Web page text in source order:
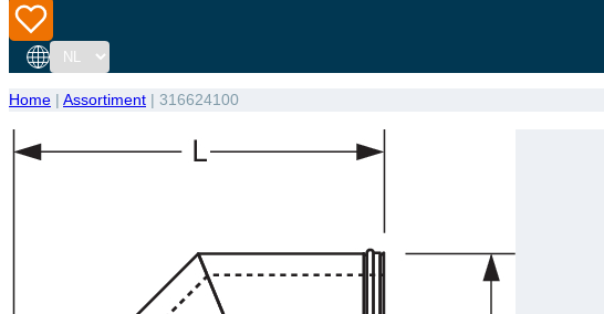
Taal
Home | Assortiment | 316624100